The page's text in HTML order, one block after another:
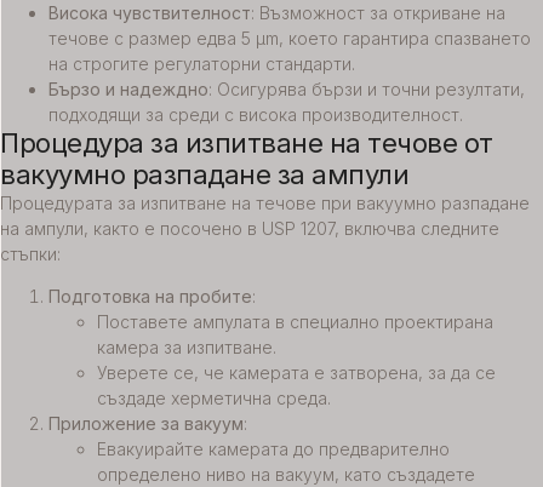
Висока чувствителност: Възможност за откриване на
течове с размер едва 5 µm, което гарантира спазването
на строгите регулаторни стандарти.
Бързо и надеждно: Осигурява бързи и точни резултати,
подходящи за среди с висока производителност.
Процедура за изпитване на течове от
вакуумно разпадане за ампули
Процедурата за изпитване на течове при вакуумно разпадане
на ампули, както е посочено в USP 1207, включва следните
стъпки:
Подготовка на пробите:
Поставете ампулата в специално проектирана
камера за изпитване.
Уверете се, че камерата е затворена, за да се
създаде херметична среда.
Приложение за вакуум:
Евакуирайте камерата до предварително
определено ниво на вакуум, като създадете